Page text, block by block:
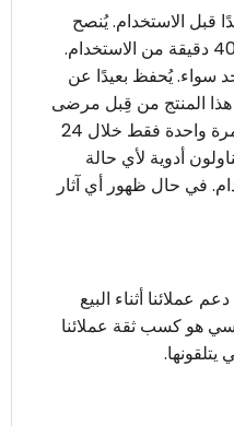
قبل الاستخدام. يُنصح
بتناول ملعقة صغيرة قبل 30-40 دقيقة من الاستخدام.
سواء. يُحفظ بعيدًا عن
هذا المنتج من قِبل مرضى
القلب أو ضغط الدم. يُستخدم مرة واحدة فقط خلال 24
أدوية لأي حالة
في حال ظهور أي آثار
عملائنا أثناء البيع
هو كسب ثقة عملائنا